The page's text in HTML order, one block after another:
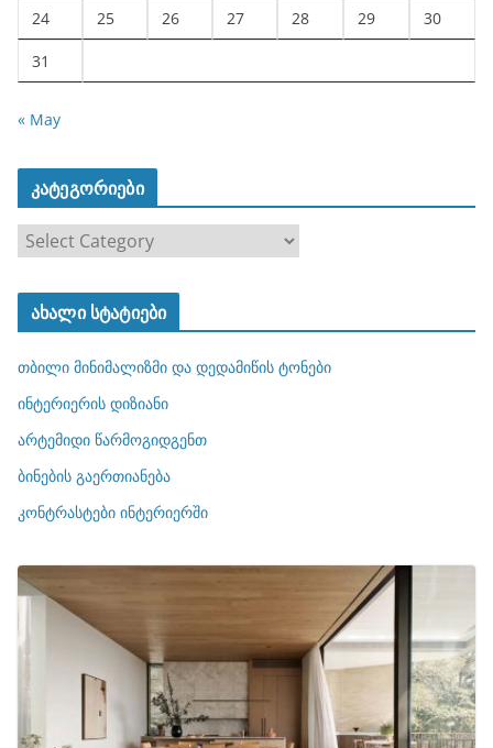
24 25 26 27 28 29 30
31
« May
კატეგორიები
ტ
ო
რ
ბ
ი
ახალი სტატიები
თბილი მინიმალიზმი და დედამიწის ტონები
ინტერიერის დიზიანი
არტემიდი წარმოგიდგენთ
ბინების გაერთიანება
კონტრასტები ინტერიერში